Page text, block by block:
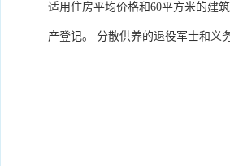
适用住房平均价格和60平方米的建
产登记。 分散供养的退役军士和义